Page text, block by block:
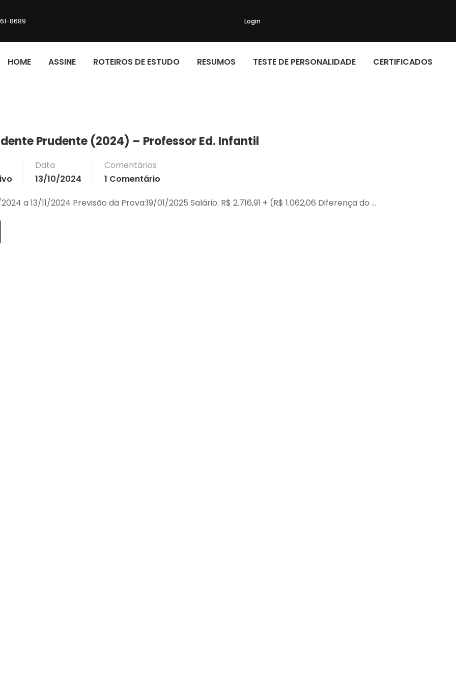
8689 Login
HOME ASSINE ROTEIROS DE ESTUDO RESUMOS TESTE DE PERSONALIDADE CERTIFICADOS
Prudente (2024) – Professor Ed. Infantil
Data
13/10/2024
Comentários
1 Comentário
a 13/11/2024 Previsão da Prova:19/01/2025 Salário: R$ 2.716,91 + (R$ 1.062,06 Diferença do …